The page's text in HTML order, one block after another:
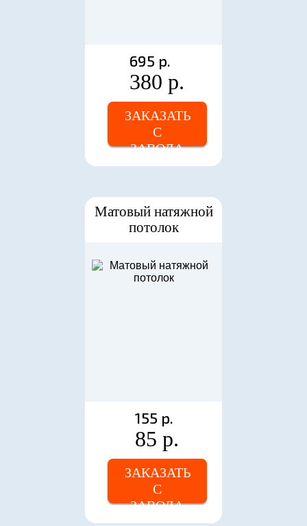
695 р.
380 р.
ЗАКАЗАТЬ
С
ЗАВОДА
Матовый натяжной
потолок
155 р.
85 р.
ЗАКАЗАТЬ
С
ЗАВОДА